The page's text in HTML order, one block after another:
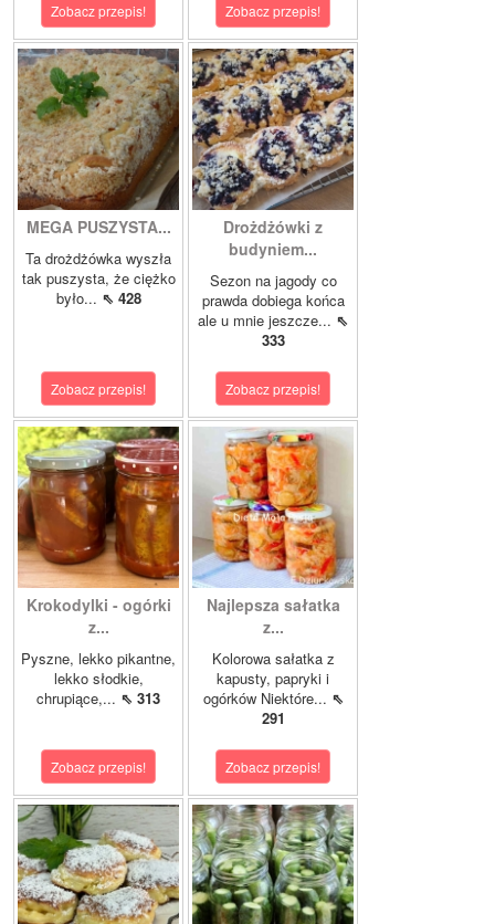
Zobacz przepis! Zobacz przepis!
MEGA PUSZYSTA...
Ta drożdżówka wyszła
tak puszysta, że ciężko
było... ⇖ 428
Zobacz przepis!
Drożdżówki z
budyniem...
Sezon na jagody co
prawda dobiega końca
ale u mnie jeszcze... ⇖
333
Zobacz przepis!
Krokodylki - ogórki
z...
Pyszne, lekko pikantne,
lekko słodkie,
chrupiące,... ⇖ 313
Zobacz przepis!
Najlepsza sałatka
z...
Kolorowa sałatka z
kapusty, papryki i
ogórków Niektóre... ⇖
291
Zobacz przepis!